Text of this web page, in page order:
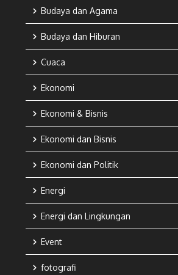
Budaya dan Agama
Budaya dan Hiburan
Cuaca
Ekonomi
Ekonomi & Bisnis
Ekonomi dan Bisnis
Ekonomi dan Politik
Energi
Energi dan Lingkungan
Event
fotografi